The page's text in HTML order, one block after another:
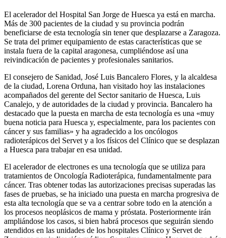
El acelerador del Hospital San Jorge de Huesca ya está en marcha.
Más de 300 pacientes de la ciudad y su provincia podrán
beneficiarse de esta tecnología sin tener que desplazarse a Zaragoza.
Se trata del primer equipamiento de estas características que se
instala fuera de la capital aragonesa, cumpliéndose así una
reivindicación de pacientes y profesionales sanitarios.
El consejero de Sanidad, José Luis Bancalero Flores, y la alcaldesa
de la ciudad, Lorena Orduna, han visitado hoy las instalaciones
acompañados del gerente del Sector sanitario de Huesca, Luis
Canalejo, y de autoridades de la ciudad y provincia. Bancalero ha
destacado que la puesta en marcha de esta tecnología es una «muy
buena noticia para Huesca y, especialmente, para los pacientes con
cáncer y sus familias» y ha agradecido a los oncólogos
radioterápicos del Servet y a los físicos del Clínico que se desplazan
a Huesca para trabajar en esa unidad.
El acelerador de electrones es una tecnología que se utiliza para
tratamientos de Oncología Radioterápica, fundamentalmente para
cáncer. Tras obtener todas las autorizaciones precisas superadas las
fases de pruebas, se ha iniciado una puesta en marcha progresiva de
esta alta tecnología que se va a centrar sobre todo en la atención a
los procesos neoplásicos de mama y próstata. Posteriormente irán
ampliándose los casos, si bien habrá procesos que seguirán siendo
atendidos en las unidades de los hospitales Clínico y Servet de